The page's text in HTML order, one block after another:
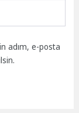
adım, e-posta